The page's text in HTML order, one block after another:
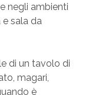
negli ambienti
sala da
di un tavolo di
magari,
è